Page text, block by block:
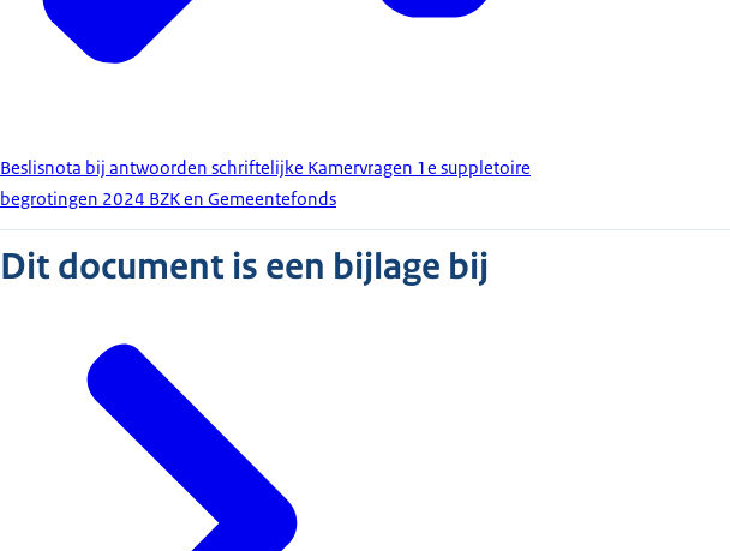
Beslisnota bij antwoorden schriftelijke Kamervragen 1e suppletoire
begrotingen 2024 BZK en Gemeentefonds
Dit document is een bijlage bij